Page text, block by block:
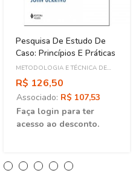
Pesquisa De Estudo De
Caso: Princípios E Práticas
METODOLOGIA E TÉCNICA DE
PESQUISA
R$ 126,50
Associado: R$ 107,53
Faça login para ter
acesso ao desconto.